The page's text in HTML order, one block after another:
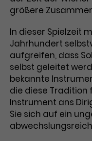
Anbieter
Laufzeit 1 Jahr
Zweck
misst
größere
In dieser Spielzeit
Jahrhundert
aufgreifen, dass
selbst geleitet
bekannte
die diese Tradition
Instrument ans
Sie sich auf ein